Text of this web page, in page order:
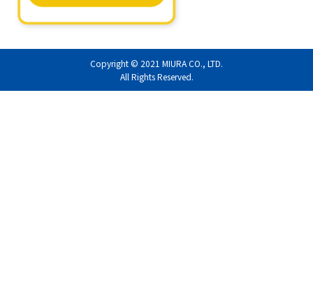
Copyright © 2021 MIURA CO., LTD.
All Rights Reserved.